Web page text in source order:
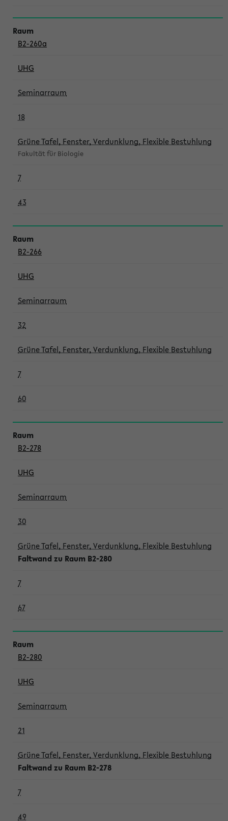
B2-260a
UHG
Seminarraum
18
Grüne Tafel, Fenster, Verdunklung, Flexible Bestuhlung
Fakultät für Biologie
7
43
B2-266
UHG
Seminarraum
32
Grüne Tafel, Fenster, Verdunklung, Flexible Bestuhlung
7
60
B2-278
UHG
Seminarraum
30
Grüne Tafel, Fenster, Verdunklung, Flexible Bestuhlung
Faltwand zu Raum B2-280
7
67
B2-280
UHG
Seminarraum
21
Grüne Tafel, Fenster, Verdunklung, Flexible Bestuhlung
Faltwand zu Raum B2-278
7
49